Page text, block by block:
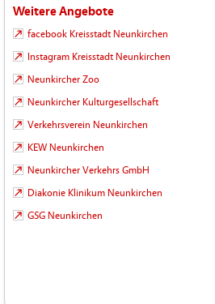
Weitere Angebote
facebook Kreisstadt Neunkirchen
Instagram Kreisstadt Neunkirchen
Neunkircher Zoo
Neunkircher Kulturgesellschaft
Verkehrsverein Neunkirchen
KEW Neunkirchen
Neunkircher Verkehrs GmbH
Diakonie Klinikum Neunkirchen
GSG Neunkirchen